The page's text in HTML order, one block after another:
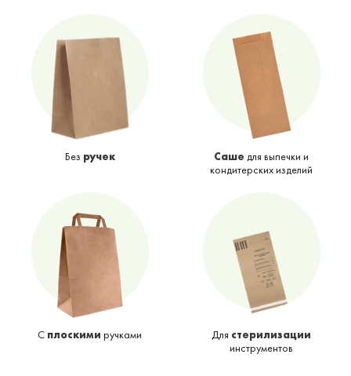
Без ручек Саше для выпечки и
кондитерских изделий
С плоскими ручками Для стерилизации
инструментов